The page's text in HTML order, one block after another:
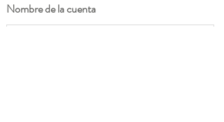
Nombre de la cuenta